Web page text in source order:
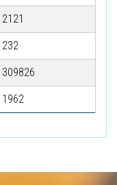
2121
232
309826
1962